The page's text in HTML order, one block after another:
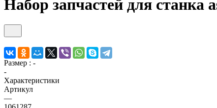
Набор запчастей для станка
Размер : -
-
Характеристики
Артикул
—